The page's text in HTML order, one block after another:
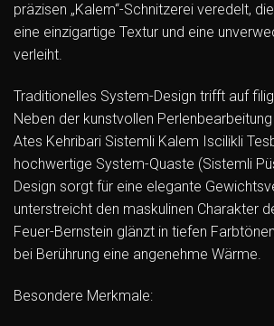
präzisen „Kalem“-Schnitzerei veredelt,
eine einzigartige Textur und eine
verleiht.
Traditionelles System-Design trifft auf
Neben der kunstvollen
Ates Kehribari Sistemli Kalem Iscilikli
hochwertige System-Quaste (Sistemli
Design sorgt für eine elegante
unterstreicht den maskulinen Charakter
Feuer-Bernstein glänzt in tiefen
bei Berührung eine angenehme Wärme.
Besondere Merkmale: